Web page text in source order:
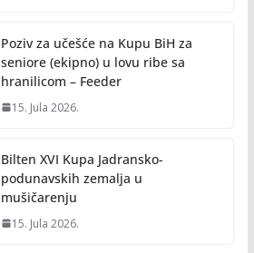
Poziv za učešće na Kupu BiH za
seniore (ekipno) u lovu ribe sa
hranilicom – Feeder
15. Jula 2026.
Bilten XVI Kupa Jadransko-
podunavskih zemalja u
mušičarenju
15. Jula 2026.